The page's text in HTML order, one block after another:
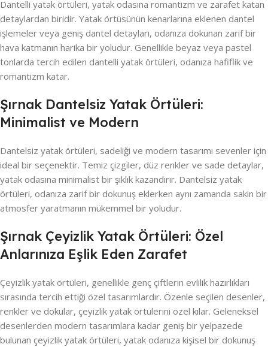
Dantelli yatak örtüleri, yatak odasına romantizm ve zarafet katan
detaylardan biridir. Yatak örtüsünün kenarlarına eklenen dantel
işlemeler veya geniş dantel detayları, odanıza dokunan zarif bir
hava katmanın harika bir yoludur. Genellikle beyaz veya pastel
tonlarda tercih edilen dantelli yatak örtüleri, odanıza hafiflik ve
romantizm katar.
Şırnak Dantelsiz Yatak Örtüleri:
Minimalist ve Modern
Dantelsiz yatak örtüleri, sadeliği ve modern tasarımı sevenler için
ideal bir seçenektir. Temiz çizgiler, düz renkler ve sade detaylar,
yatak odasına minimalist bir şıklık kazandırır. Dantelsiz yatak
örtüleri, odanıza zarif bir dokunuş eklerken aynı zamanda sakin bir
atmosfer yaratmanın mükemmel bir yoludur.
Şırnak Çeyizlik Yatak Örtüleri: Özel
Anlarınıza Eşlik Eden Zarafet
Çeyizlik yatak örtüleri, genellikle genç çiftlerin evlilik hazırlıkları
sırasında tercih ettiği özel tasarımlardır. Özenle seçilen desenler,
renkler ve dokular, çeyizlik yatak örtülerini özel kılar. Geleneksel
desenlerden modern tasarımlara kadar geniş bir yelpazede
bulunan çeyizlik yatak örtüleri, yatak odanıza kişisel bir dokunuş